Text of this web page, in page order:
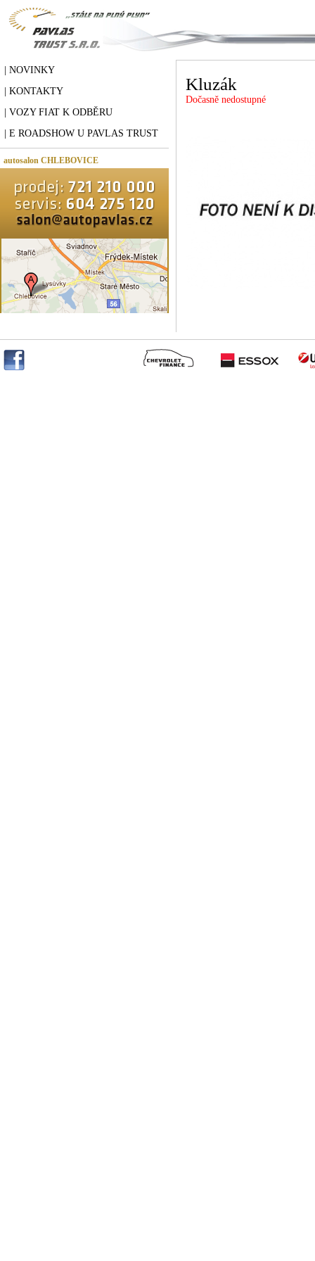
| NOVINKY
| KONTAKTY
| VOZY FIAT K ODBĚRU
| E ROADSHOW U PAVLAS TRUST
autosalon CHLEBOVICE
Kluzák
Dočasně nedostupné